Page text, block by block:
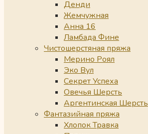
Денди
Жемчужная
Анна 16
Ламбада Фине
Чистошерстяная пряжа
Мерино Роял
Эко Вул
Секрет Успеха
Овечья Шерсть
Аргентинская Шерсть
Фантазийная пряжа
Хлопок Травка